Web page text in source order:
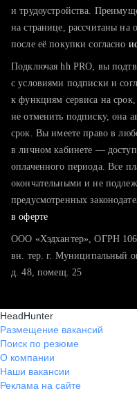
тратите много
хотите сравнить
и трудоустройства.
на странице, рассчитаны на
после её покупки согласно
Подключая hh PRO, вы
с условиями подписки и
к функциям сервиса на
не отменить подписку, она
срок. Вы имеете право в
в личном кабинете —
оплаченного периода. Все
окончательными и не
предусмотренных
в оферте
ООО «Хэдхантер», ОГРН
вн. тер. г. Муниципальный
д. 48, помещ. 25
HeadHunter
Размещение вакансий
Поиск по резюме
О компании
Наши вакансии
Реклама на сайте